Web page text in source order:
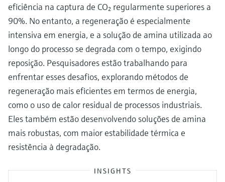
eficiência na captura de CO₂ regularmente superiores a
90%. No entanto, a regeneração é especialmente
intensiva em energia, e a solução de amina utilizada ao
longo do processo se degrada com o tempo, exigindo
reposição. Pesquisadores estão trabalhando para
enfrentar esses desafios, explorando métodos de
regeneração mais eficientes em termos de energia,
como o uso de calor residual de processos industriais.
Eles também estão desenvolvendo soluções de amina
mais robustas, com maior estabilidade térmica e
resistência à degradação.
INSIGHTS